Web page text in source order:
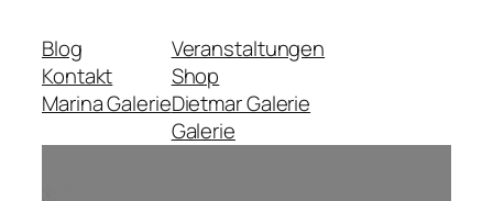
Blog
Kontakt
Marina Galerie
Veranstaltungen
Shop
Dietmar Galerie
Galerie